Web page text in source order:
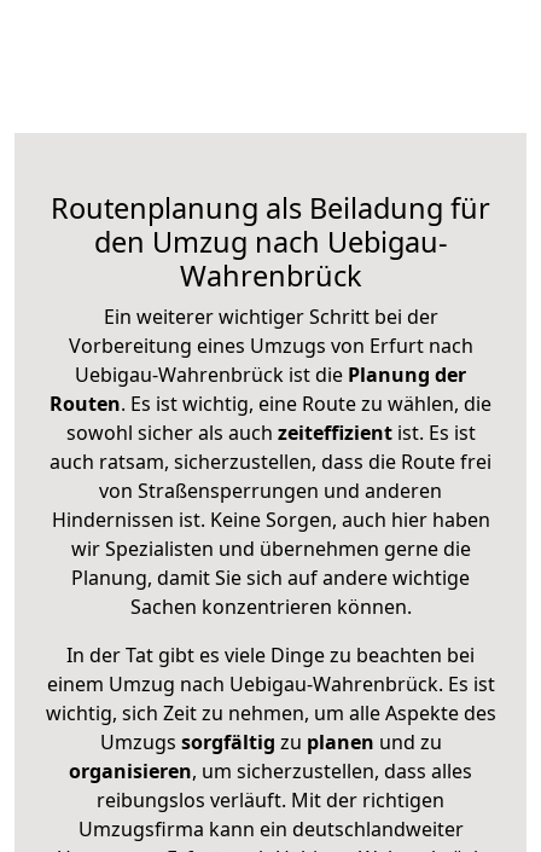
Routenplanung als Beiladung für
den Umzug nach Uebigau-
Wahrenbrück
Ein weiterer wichtiger Schritt bei der
Vorbereitung eines Umzugs von Erfurt nach
Uebigau-Wahrenbrück ist die Planung der
Routen. Es ist wichtig, eine Route zu wählen, die
sowohl sicher als auch zeiteffizientist. Es ist
auch ratsam, sicherzustellen, dass die Route frei
von Straßensperrungen und anderen
Hindernissen ist. Keine Sorgen, auch hier haben
wir Spezialisten und übernehmen gerne die
Planung, damit Sie sich auf andere wichtige
Sachen konzentrieren können.
In der Tat gibt es viele Dinge zu beachten bei
einem Umzug nach Uebigau-Wahrenbrück. Es ist
wichtig, sich Zeit zu nehmen, um alle Aspekte des
Umzugs sorgfältig zu planen und zu
organisieren, um sicherzustellen, dass alles
reibungslos verläuft. Mit der richtigen
Umzugsfirma kann ein deutschlandweiter